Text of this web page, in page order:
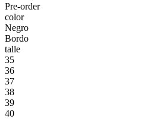
Pre-order
color
Negro
Bordo
talle
35
36
37
38
39
40